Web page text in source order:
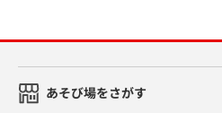
あそび場をさがす